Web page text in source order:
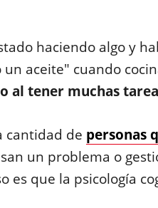
haciendo algo y
aceite" cuando
al tener muchas
cantidad de personas
un problema o
es que la psicología